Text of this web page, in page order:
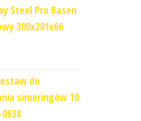
Steel Pro Basen
300x201x66
do
simeringów 10